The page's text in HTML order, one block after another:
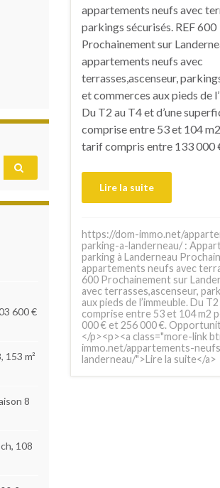
appartements neufs avec
parkings sécurisés. REF 600
Prochainement sur
appartements neufs avec
terrasses,ascenseur,
et commerces aux pieds de
Du T2 au T4 et d’une
comprise entre 53 et 104
tarif compris entre 133 000
Lire la suite
https://dom-immo.net/
parking-a-landerneau/ :
parking à Landerneau
appartements neufs avec
600 Prochainement sur
avec terrasses,ascenseur,
aux pieds de l’immeuble. Du
comprise entre 53 et 104 m2
000 € et 256 000 €.
</p><p><a class="more-link
immo.net/appartements-
landerneau/">Lire la suite</a>
600 €
153 m²
8
108